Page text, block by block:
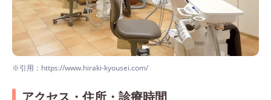
※引用：https://www.hiraki-kyousei.com/
アクセス・住所・診療時間